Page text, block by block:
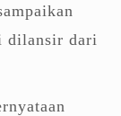
dilansir dari